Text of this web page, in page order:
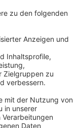
hätten gerne
sich selbst
hat
eine
stellen. Und
und
organisieren geht